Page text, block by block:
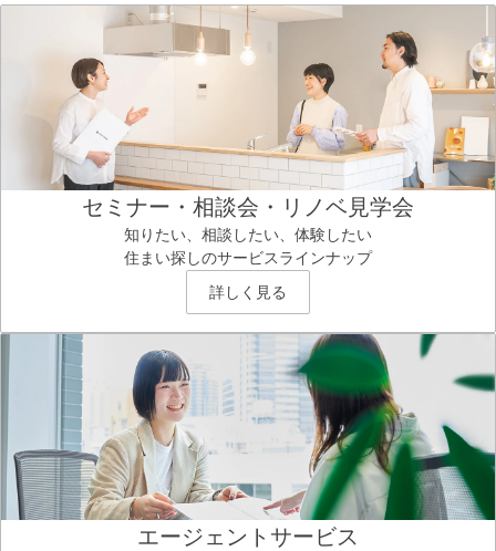
セミナー・相談会・リノベ見学会
知りたい、相談したい、体験したい
住まい探しのサービスラインナップ
詳しく見る
エージェントサービス